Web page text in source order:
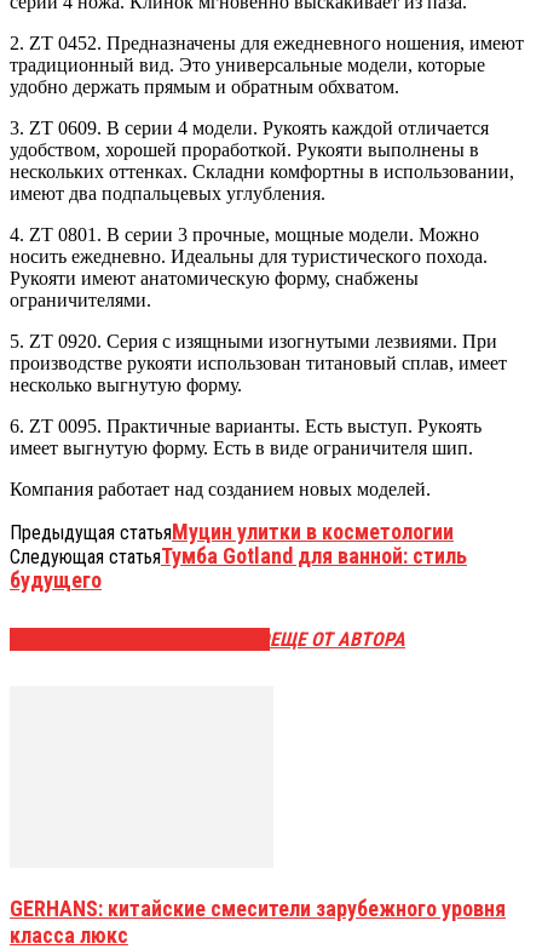
2. ZT 0452. Предназначены для ежедневного ношения, имеют
традиционный вид. Это универсальные модели, которые
удобно держать прямым и обратным обхватом.
3. ZT 0609. В серии 4 модели. Рукоять каждой отличается
удобством, хорошей проработкой. Рукояти выполнены в
нескольких оттенках. Складни комфортны в использовании,
имеют два подпальцевых углубления.
4. ZT 0801. В серии 3 прочные, мощные модели. Можно
носить ежедневно. Идеальны для туристического похода.
Рукояти имеют анатомическую форму, снабжены
ограничителями.
5. ZT 0920. Серия с изящными изогнутыми лезвиями. При
производстве рукояти использован титановый сплав, имеет
несколько выгнутую форму.
6. ZT 0095. Практичные варианты. Есть выступ. Рукоять
имеет выгнутую форму. Есть в виде ограничителя шип.
Компания работает над созданием новых моделей.
Предыдущая статьяМуцин улитки в косметологии
Следующая статьяТумба Gotland для ванной: стиль
будущего
ЕЩЕ ОТ АВТОРА
GERHANS: китайские смесители зарубежного уровня
класса люкс